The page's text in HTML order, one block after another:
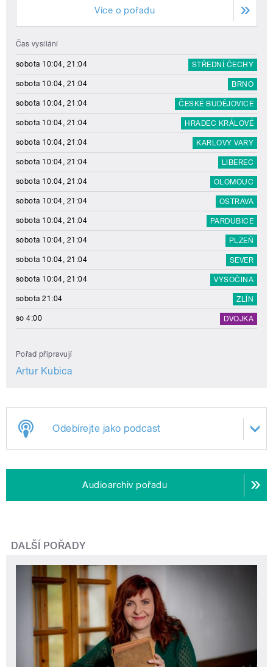
Více o pořadu
Čas vysílání
sobota 10:04, 21:04 STŘEDNÍ ČECHY
sobota 10:04, 21:04 BRNO
sobota 10:04, 21:04 ČESKÉ BUDĚJOVICE
sobota 10:04, 21:04 HRADEC KRÁLOVÉ
sobota 10:04, 21:04 KARLOVY VARY
sobota 10:04, 21:04 LIBEREC
sobota 10:04, 21:04 OLOMOUC
sobota 10:04, 21:04 OSTRAVA
sobota 10:04, 21:04 PARDUBICE
sobota 10:04, 21:04 PLZEŇ
sobota 10:04, 21:04 SEVER
sobota 10:04, 21:04 VYSOČINA
sobota 21:04 ZLÍN
so 4:00 DVOJKA
Pořad připravují
Artur Kubica
Odebírejte jako podcast
Audioarchiv pořadu
DALŠÍ POŘADY